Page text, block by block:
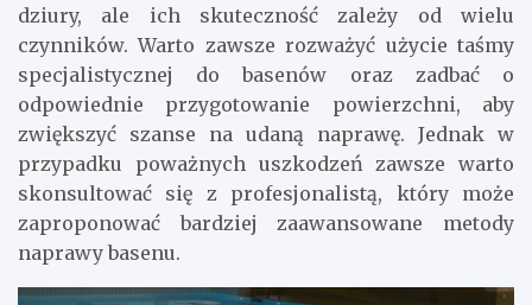
dziury, ale ich skuteczność zależy od wielu
czynników. Warto zawsze rozważyć użycie taśmy
specjalistycznej do basenów oraz zadbać o
odpowiednie przygotowanie powierzchni, aby
zwiększyć szanse na udaną naprawę. Jednak w
przypadku poważnych uszkodzeń zawsze warto
skonsultować się z profesjonalistą, który może
zaproponować bardziej zaawansowane metody
naprawy basenu.